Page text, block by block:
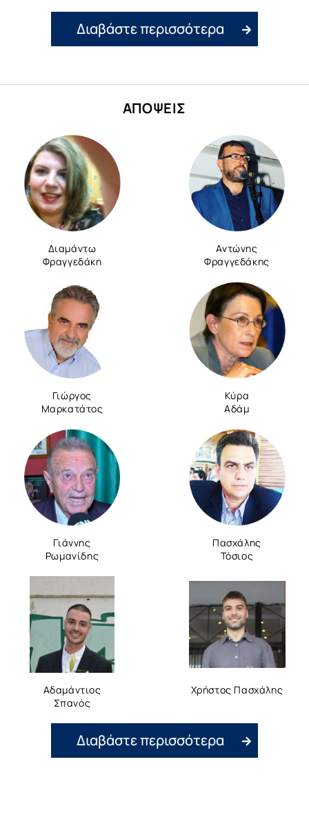
Διαβάστε περισσότερα
ΑΠΟΨΕΙΣ
Διαμάντω
Φραγγεδάκη
Αντώνης
Φραγγεδάκης
Γιώργος
Μαρκατάτος
Κύρα
Αδάμ
Γιάννης
Ρωμανίδης
Πασχάλης
Τόσιος
Αδαμάντιος
Σπανός
Χρήστος Πασχάλης
Διαβάστε περισσότερα